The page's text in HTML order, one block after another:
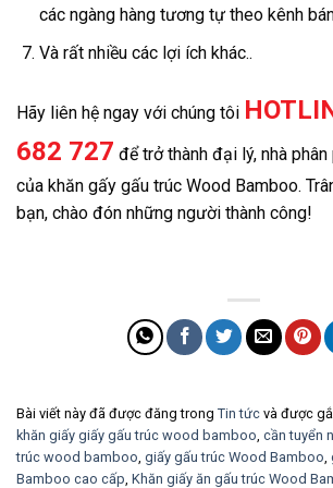
các ngàng hàng tương tự theo kênh
Và rất nhiều các lợi ích khác..
Hãy liên hệ ngay với chúng tôi
682 727 để trở thành đại lý, nhà
của khăn gấy gấu trúc Wood Bamboo.
bạn, chào đón những người thành công!
Bài viết này đã được đăng trong Tin tức và được
khăn giấy giấy gấu trúc wood bamboo cần tuyển
trúc wood bamboo giấy gấu trúc Wood Bamboo
Bamboo cao cấp Khăn giấy ăn gấu trúc Wood